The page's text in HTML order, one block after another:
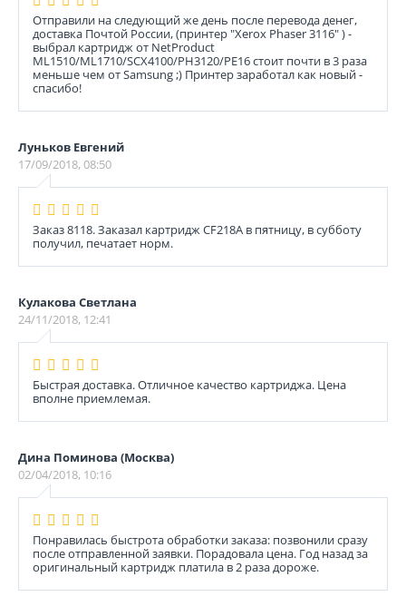
Отправили на следующий же день после перевода денег,
доставка Почтой России, (принтер "Xerox Phaser 3116" ) -
выбрал картридж от NetProduct
ML1510/ML1710/SCX4100/PH3120/PE16 стоит почти в 3 раза
меньше чем от Samsung ;) Принтер заработал как новый -
спасибо!
Луньков Евгений
17/09/2018, 08:50
Заказ 8118. Заказал картридж CF218A в пятницу, в субботу
получил, печатает норм.
Кулакова Светлана
24/11/2018, 12:41
Быстрая доставка. Отличное качество картриджа. Цена
вполне приемлемая.
Дина Поминова (Москва)
02/04/2018, 10:16
Понравилась быстрота обработки заказа: позвонили сразу
после отправленной заявки. Порадовала цена. Год назад за
оригинальный картридж платила в 2 раза дороже.